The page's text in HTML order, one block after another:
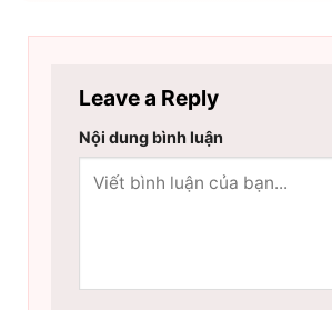
Leave a Reply
Nội dung bình luận